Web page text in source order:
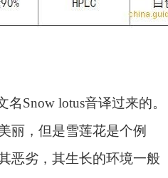
Snow lotus音译过来的。
丽，但是雪莲花是个例
恶劣，其生长的环境一般